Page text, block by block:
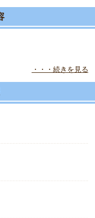
、体の負担も少なく無理の
・・・続きを見る